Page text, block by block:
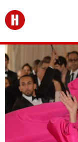
Перейти на главную